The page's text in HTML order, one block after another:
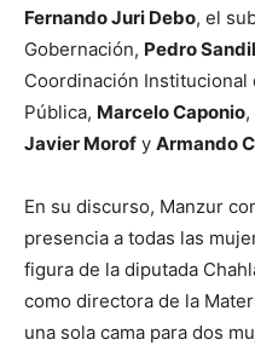
Fernando Juri Debo, el
Gobernación, Pedro
Coordinación
Pública, Marcelo Caponio
Javier Morof y Armando
En su discurso, Manzur
presencia a todas las
figura de la diputada
como directora de la
una sola cama para dos